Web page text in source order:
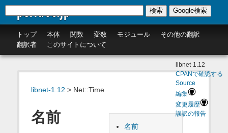
perldoc.jp
トップ 本体 関数 変数 モジュール
その他の翻訳
翻訳者
このサイトについて
検索 Google検索
libnet-1.12 > Net::Time
libnet-1.12
CPANで確認する
Source
編集
変更履歴
誤訳の報告
名前
名前